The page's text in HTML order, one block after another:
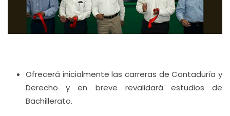
Ofrecerá inicialmente las carreras de Contaduría y
Derecho y en breve revalidará estudios de
Bachillerato.